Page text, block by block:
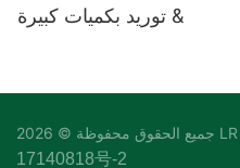
& توريد بكميات كبيرة
جميع الحقوق محفوظة © 2026 LR |
17140818号-2